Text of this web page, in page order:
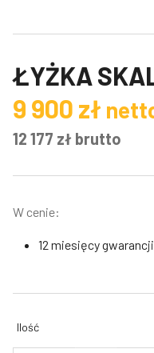
ŁYŻKA
9 900 zł
12 177 zł brutto
W cenie:
12 miesięcy gwarancji
Ilość